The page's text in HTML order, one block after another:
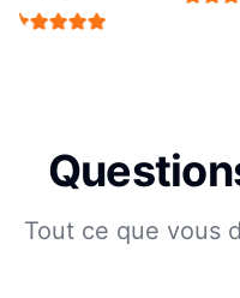
Tout ce que vous